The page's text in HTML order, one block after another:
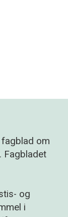
om
Fagbladet
og
i